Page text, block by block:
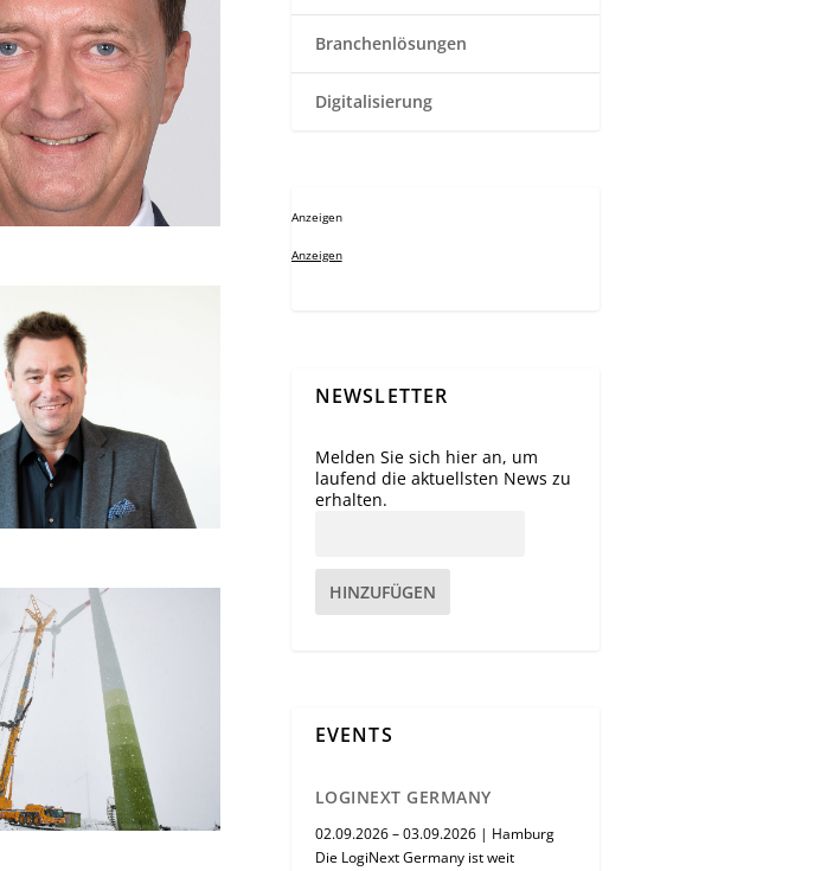
Branchenlösungen
Digitalisierung
Anzeigen
Anzeigen
NEWSLETTER
Melden Sie sich hier an, um
laufend die aktuellsten News zu
erhalten.
HINZUFÜGEN
EVENTS
LOGINEXT GERMANY
02.09.2026 – 03.09.2026 | Hamburg
Die LogiNext Germany ist weit